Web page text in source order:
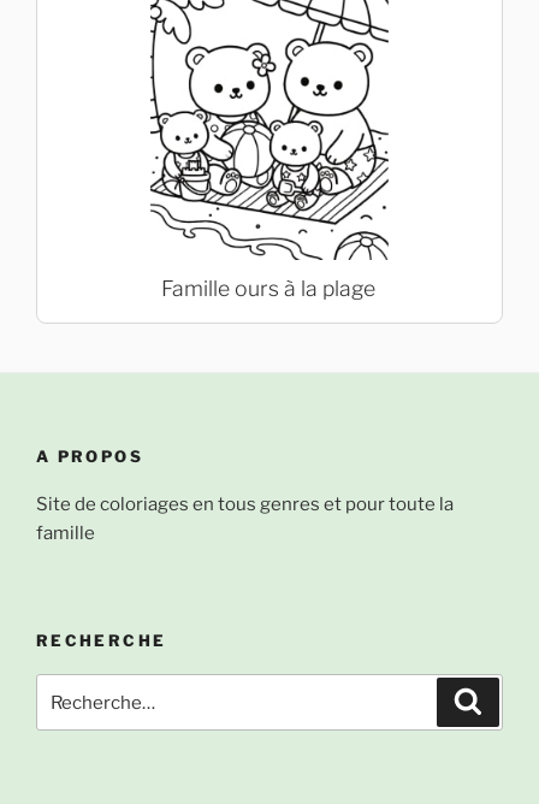
Famille ours à la plage
A PROPOS
Site de coloriages en tous genres et pour toute la
famille
RECHERCHE
pour